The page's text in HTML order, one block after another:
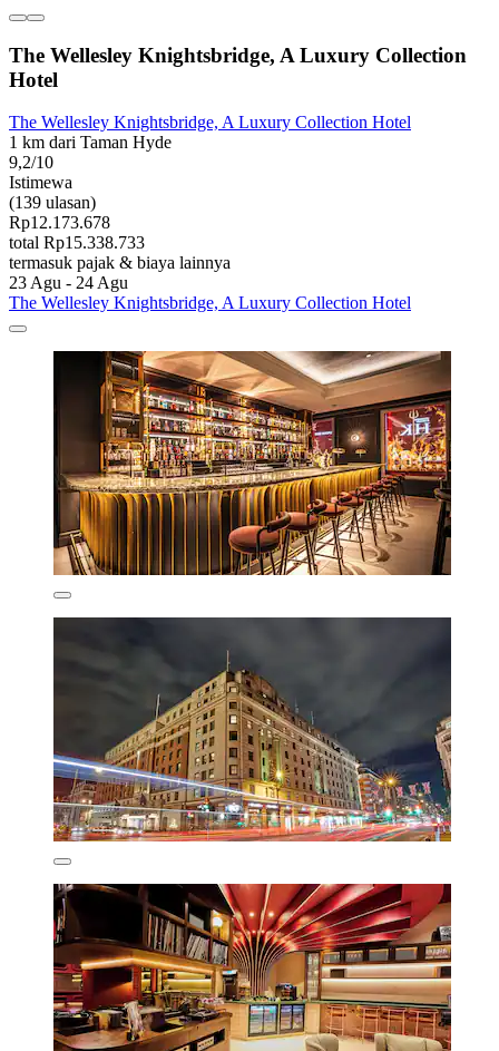
The Wellesley Knightsbridge, A Luxury Collection
Hotel
The Wellesley Knightsbridge, A Luxury Collection Hotel
1 km dari Taman Hyde
9,2/10
Istimewa
(139 ulasan)
Rp12.173.678
total Rp15.338.733
termasuk pajak & biaya lainnya
23 Agu - 24 Agu
The Wellesley Knightsbridge, A Luxury Collection Hotel